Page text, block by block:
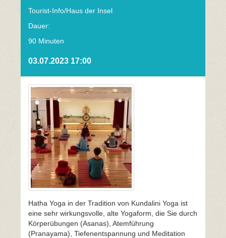
Tourist-Info/Haus der Insel
Dauer:
90 Minuten
03.07.2023 17:00
Hatha Yoga in der Tradition von Kundalini Yoga ist
eine sehr wirkungsvolle, alte Yogaform, die Sie durch
Körperübungen (Asanas), Atemführung
(Pranayama), Tiefenentspannung und Meditation